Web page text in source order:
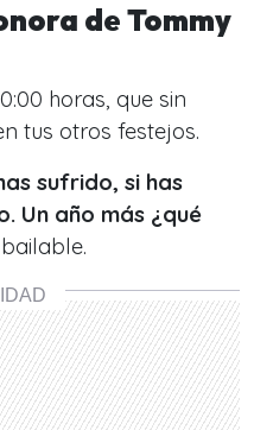
de Tommy
horas, que sin
tus otros festejos.
sufrido, si has
Un año más ¿qué